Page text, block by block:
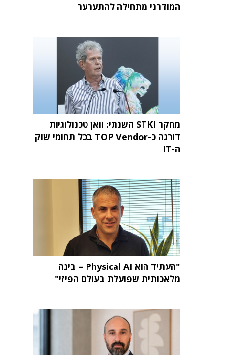
המודרני מתחילה להתערער
מחקר STKI השנתי: וואן טכנולוגיות
דורגה כ-TOP Vendor בכל תחומי שוק
ה-IT
"העתיד הוא Physical AI – בינה
מלאכותית שפועלת בעולם הפיזי"